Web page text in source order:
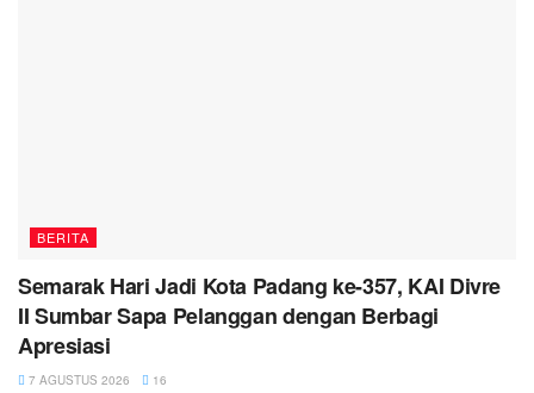
BERITA
Semarak Hari Jadi Kota Padang ke-357, KAI Divre
II Sumbar Sapa Pelanggan dengan Berbagi
Apresiasi
7 AGUSTUS 2026 16